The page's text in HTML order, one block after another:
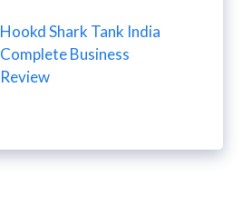
Hookd Shark Tank India
Complete Business
Review